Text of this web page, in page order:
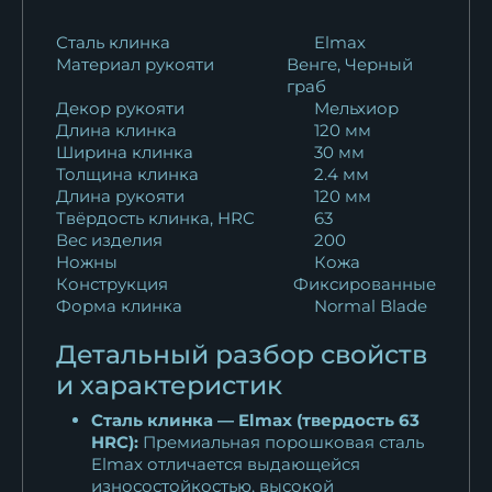
Сталь клинка
Elmax
Материал рукояти
Венге, Черный
граб
Декор рукояти
Мельхиор
Длина клинка
120 мм
Ширина клинка
30 мм
Толщина клинка
2.4 мм
Длина рукояти
120 мм
Твёрдость клинка, HRC
63
Вес изделия
200
Ножны
Кожа
Конструкция
Фиксированные
Форма клинка
Normal Blade
Детальный разбор свойств
и характеристик
Сталь клинка — Elmax (твердость 63
HRC): Премиальная порошковая сталь
Elmax отличается выдающейся
износостойкостью, высокой